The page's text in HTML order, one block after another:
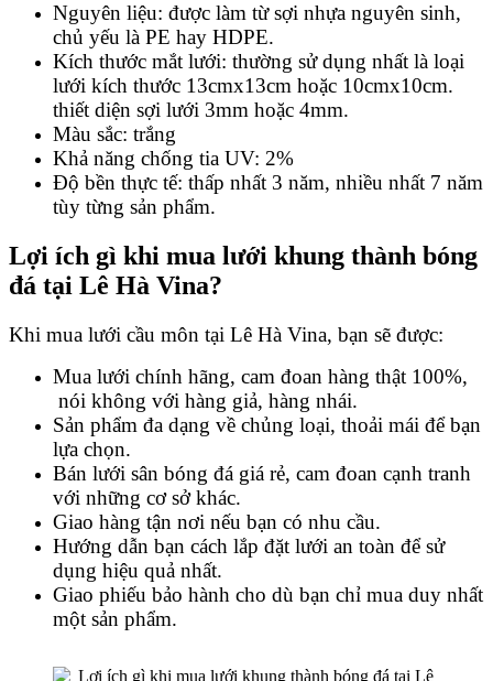
Nguyên liệu: được làm từ sợi nhựa nguyên sinh,
chủ yếu là PE hay HDPE.
Kích thước mắt lưới: thường sử dụng nhất là loại
lưới kích thước 13cmx13cm hoặc 10cmx10cm.
thiết diện sợi lưới 3mm hoặc 4mm.
Màu sắc: trắng
Khả năng chống tia UV: 2%
Độ bền thực tế: thấp nhất 3 năm, nhiều nhất 7 năm
tùy từng sản phẩm.
Lợi ích gì khi mua lưới khung thành bóng
đá tại Lê Hà Vina?
Khi mua lưới cầu môn tại Lê Hà Vina, bạn sẽ được:
Mua lưới chính hãng, cam đoan hàng thật 100%,
nói không với hàng giả, hàng nhái.
Sản phẩm đa dạng về chủng loại, thoải mái để bạn
lựa chọn.
Bán lưới sân bóng đá giá rẻ, cam đoan cạnh tranh
với những cơ sở khác.
Giao hàng tận nơi nếu bạn có nhu cầu.
Hướng dẫn bạn cách lắp đặt lưới an toàn để sử
dụng hiệu quả nhất.
Giao phiếu bảo hành cho dù bạn chỉ mua duy nhất
một sản phẩm.